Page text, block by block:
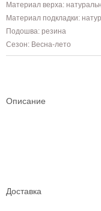
Материал верха:
Материал подкладки:
Подошва: резина
Сезон: Весна-лето
Описание
Доставка